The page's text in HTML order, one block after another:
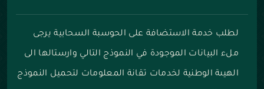
لطلب خدمة الاستضافة على الحوسبة السحابية يرجى
ملء البيانات الموجودة في النموذج التالي وارستالها الى
الهيىة الوطنية لخدمات تقانة المعلومات لتحميل النموذج